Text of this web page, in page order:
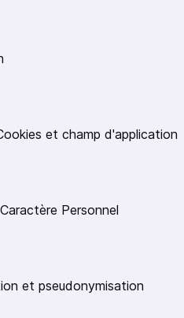
et d’information
bien soumis au RGPD
?
à un média
photographies :
pas toujours
la minimisation des données
chapitres,
directes) avec :
et champ d'application
Personnel
et pseudonymisation